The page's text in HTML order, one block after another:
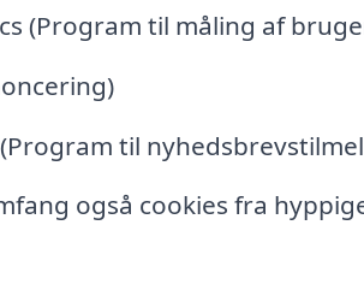
(Program til måling af
til
også cookies fra